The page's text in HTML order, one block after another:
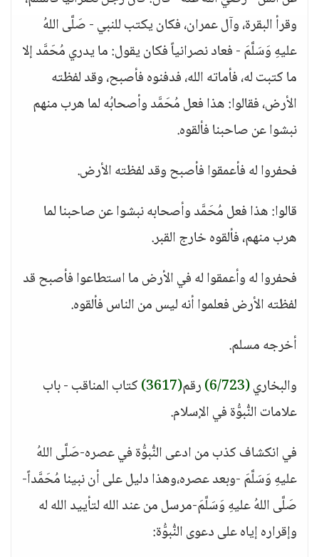
وقرأ البقرة، وآل عمران، فكان يكتب للنبي - صَلَّى اللهُ
عليهِ وَسَلَّمَ - فعاد نصرانياً فكان يقول: ما يدري مُحَمَّد إلا
ما كتبت له، فأماته الله، فدفنوه فأصبح، وقد لفظته
الأرض، فقالوا: هذا فعل مُحَمَّد وأصحابُه لما هرب منهم
نبشوا عن صاحبنا فألقوه.
فحفروا له فأعمقوا فأصبح وقد لفظته الأرض.
قالوا: هذا فعل مُحَمَّد وأصحابه نبشوا عن صاحبنا لما
هرب منهم، فألقوه خارج القبر.
فحفروا له وأعمقوا له في الأرض ما استطاعوا فأصبح قد
لفظته الأرض فعلموا أنه ليس من الناس فألقوه.
أخرجه مسلم.
والبخاري(6/723) رقم(3617)
كتاب المناقب - باب
علامات النُّبوُّة في الإسلام.
في انكشاف كذب من ادعى النُّبوُّة في عصره-صَلَّى اللهُ
عليهِ وَسَلَّمَ -وبعد عصره،وهذا دليل على أن نبينا مُحَمَّداً-
صَلَّى اللهُ عليهِ وَسَلَّمَ-مرسل من عند الله لتأييد الله له
وإقراره إياه على دعوى النُّبوُّة: